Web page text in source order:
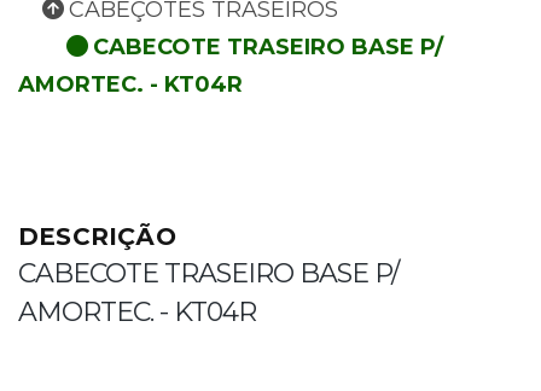
CABEÇOTES TRASEIROS
CABECOTE TRASEIRO BASE P/
AMORTEC. - KT04R
DESCRIÇÃO
CABECOTE TRASEIRO BASE P/
AMORTEC. - KT04R